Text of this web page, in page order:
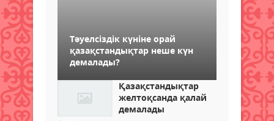
Тәуелсіздік күніне орай
қазақстандықтар неше күн
демалады?
Қазақстандықтар
желтоқсанда қалай
демалады